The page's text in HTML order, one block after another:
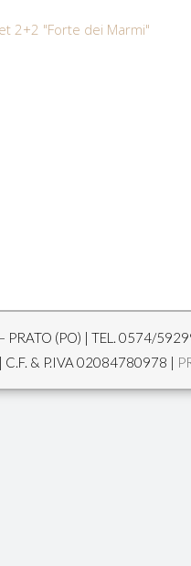
2+2 "Forte dei Marmi"
PRATO (PO) | TEL. 0574/
| C.F. & P.IVA 02084780978 |